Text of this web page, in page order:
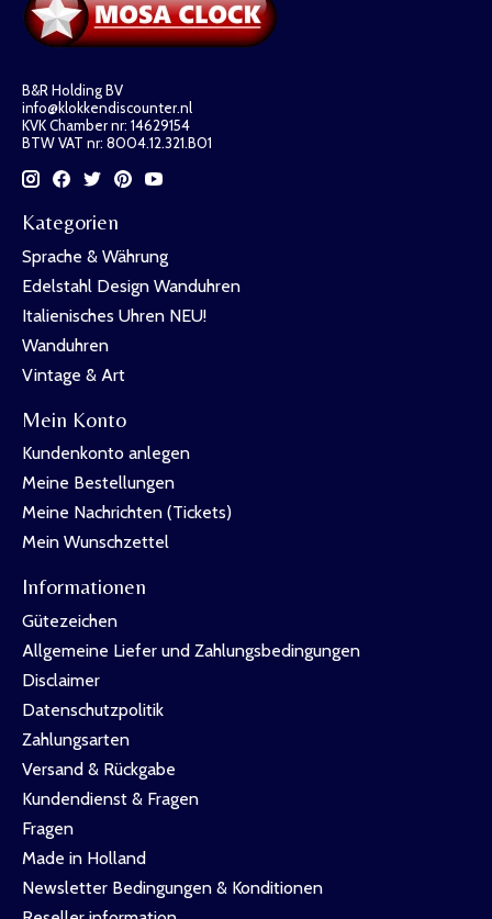
B&R Holding BV
info@klokkendiscounter.nl
KVK Chamber nr: 14629154
BTW VAT nr: 8004.12.321.B01
Kategorien
Sprache & Währung
Edelstahl Design Wanduhren
Italienisches Uhren NEU!
Wanduhren
Vintage & Art
Mein Konto
Kundenkonto anlegen
Meine Bestellungen
Meine Nachrichten (Tickets)
Mein Wunschzettel
Informationen
Gütezeichen
Allgemeine Liefer und Zahlungsbedingungen
Disclaimer
Datenschutzpolitik
Zahlungsarten
Versand & Rückgabe
Kundendienst & Fragen
Fragen
Made in Holland
Newsletter Bedingungen & Konditionen